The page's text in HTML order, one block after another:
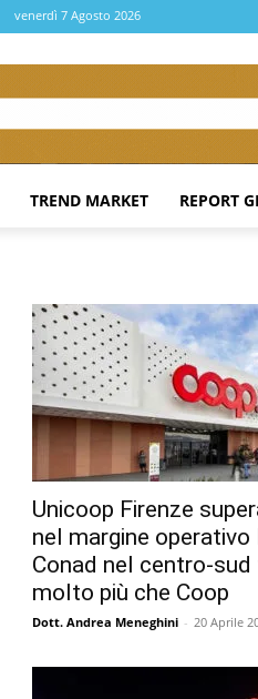
venerdì 7 Agosto 2026
TREND MARKET REPORT
Unicoop Firenze
nel margine operativo
Conad nel centro-
molto più che Coop
Dott. Andrea Meneghini - 20 Aprile